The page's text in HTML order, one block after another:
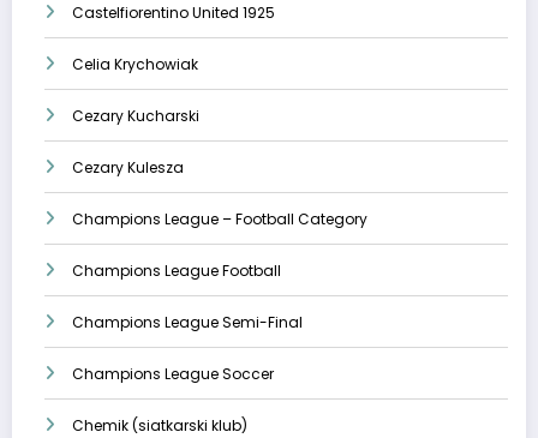
Castelfiorentino United 1925
Celia Krychowiak
Cezary Kucharski
Cezary Kulesza
Champions League – Football Category
Champions League Football
Champions League Semi-Final
Champions League Soccer
Chemik (siatkarski klub)